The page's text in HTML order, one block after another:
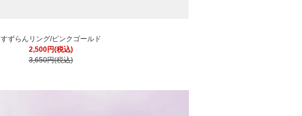
すずらんリング/ピンクゴールド
2,500円(税込)
3,650円(税込)